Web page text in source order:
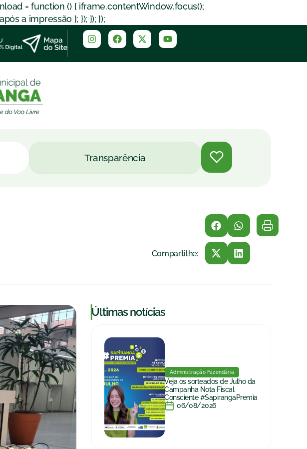
= function () { iframe.contentWindow.focus();
a impressão }; }); }); });
Transparência
Compartilhe:
|Últimas notícias
Administração Fazendária
Veja os sorteados de Julho da
Campanha Nota Fiscal
Consciente #SapirangaPremia
06/08/2026